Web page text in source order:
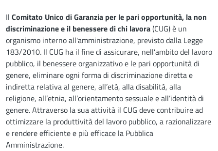
Il Comitato Unico di Garanzia per le pari opportunità, la non
discriminazione e il benessere di chi lavora(CUG) è un
organismo interno all'amministrazione, previsto dalla Legge
183/2010. Il CUG ha il fine di assicurare, nell’ambito del lavoro
pubblico, il benessere organizzativo e le pari opportunità di
genere, eliminare ogni forma di discriminazione diretta e
indiretta relativa al genere, all’età, alla disabilità, alla
religione, all’etnia, all’orientamento sessuale e all’identità di
genere. Attraverso la sua attività il CUG deve contribuire ad
ottimizzare la produttività del lavoro pubblico, a razionalizzare
e rendere efficiente e più efficace la Pubblica
Amministrazione.